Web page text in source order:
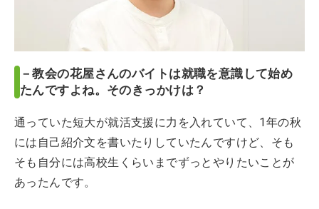
－教会の花屋さんのバイトは就職を意識して始め
たんですよね。そのきっかけは？
通っていた短大が就活支援に力を入れていて、1年の秋
には自己紹介文を書いたりしていたんですけど、そも
そも自分には高校生くらいまでずっとやりたいことが
あったんです。